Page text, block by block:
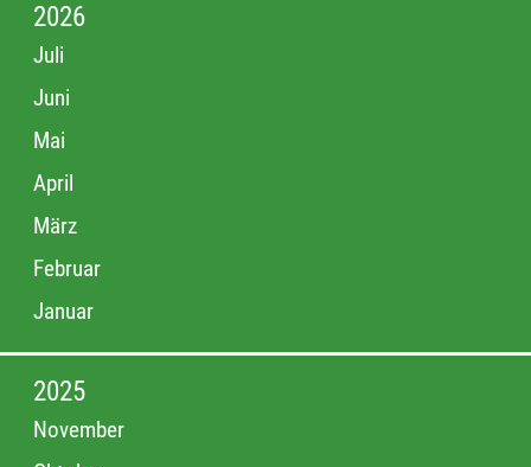
2026
Juli
Juni
Mai
April
März
Februar
Januar
2025
November